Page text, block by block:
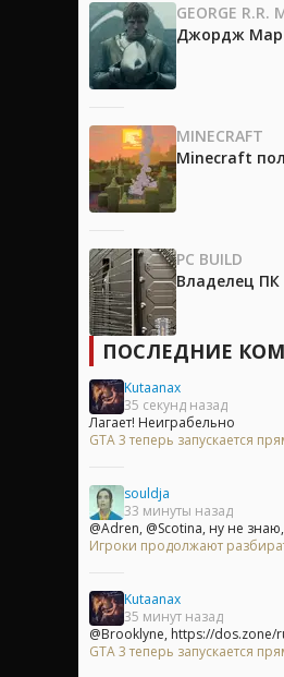
GEORGE R.R.
Джордж
MINECRAFT
Minecraft
PC BUILD
Владелец ПК
ПОСЛЕДНИЕ
Kutaanax
35 секунд назад
Лагает! Неиграбельно
GTA 3 теперь запускается
souldja
33 минуты назад
@Adren, @Scotina, ну не
Игроки продолжают
Kutaanax
35 минут назад
@Brooklyne, https://dos.zone/
GTA 3 теперь запускается